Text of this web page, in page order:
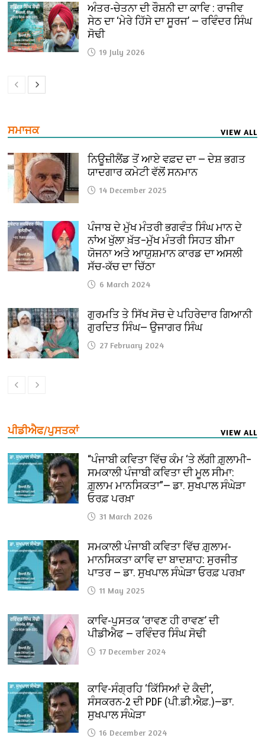
ਅੰਤਰ-ਚੇਤਨਾ ਦੀ ਰੌਸ਼ਨੀ ਦਾ ਕਾਵਿ : ਰਾਜੀਵ
ਸੇਠ ਦਾ ‘ਮੇਰੇ ਹਿੱਸੇ ਦਾ ਸੂਰਜ’ — ਰਵਿੰਦਰ ਸਿੰਘ
ਸੋਢੀ
19 July 2026
ਸਮਾਜਕ VIEW ALL
ਨਿਊਜ਼ੀਲੈਂਡ ਤੋਂ ਆਏ ਵਫ਼ਦ ਦਾ — ਦੇਸ਼ ਭਗਤ
ਯਾਦਗਾਰ ਕਮੇਟੀ ਵੱਲੋਂ ਸਨਮਾਨ
14 December 2025
ਪੰਜਾਬ ਦੇ ਮੁੱਖ ਮੰਤਰੀ ਭਗਵੰਤ ਸਿੰਘ ਮਾਨ ਦੇ
ਨਾਂਅ ਖੁੱਲਾ ਖ਼ੱਤ–ਮੁੱਖ ਮੰਤਰੀ ਸਿਹਤ ਬੀਮਾ
ਯੋਜਨਾ ਅਤੇ ਆਯੁਸ਼ਮਾਨ ਕਾਰਡ ਦਾ ਅਸਲੀ
ਸੱਚ-ਕੱਚ ਦਾ ਚਿੱਠਾ
6 March 2024
ਗੁਰਮਤਿ ਤੇ ਸਿੱਖ ਸੋਚ ਦੇ ਪਹਿਰੇਦਾਰ ਗਿਆਨੀ
ਗੁਰਦਿਤ ਸਿੰਘ— ਉਜਾਗਰ ਸਿੰਘ
27 February 2024
ਪੀਡੀਐਫ/ਪੁਸਤਕਾਂ VIEW ALL
“ਪੰਜਾਬੀ ਕਵਿਤਾ ਵਿੱਚ ਕੰਮ ‘ਤੇ ਲੱਗੀ ਗ਼ੁਲਾਮੀ–
ਸਮਕਾਲੀ ਪੰਜਾਬੀ ਕਵਿਤਾ ਦੀ ਮੂਲ ਸੀਮਾ:
ਗ਼ੁਲਾਮ ਮਾਨਸਿਕਤਾ”— ਡਾ. ਸੁਖਪਾਲ ਸੰਘੇੜਾ
ਓਰਫ਼ ਪਰਖ਼ਾ
31 March 2026
ਸਮਕਾਲੀ ਪੰਜਾਬੀ ਕਵਿਤਾ ਵਿੱਚ ਗ਼ੁਲਾਮ-
ਮਾਨਸਿਕਤਾ ਕਾਵਿ ਦਾ ਬਾਦਸ਼ਾਹ: ਸੁਰਜੀਤ
ਪਾਤਰ — ਡਾ. ਸੁਖਪਾਲ ਸੰਘੇੜਾ ਓਰਫ਼ ਪਰਖ਼ਾ
11 May 2025
ਕਾਵਿ-ਪੁਸਤਕ ‘ਰਾਵਣ ਹੀ ਰਾਵਣ’ ਦੀ
ਪੀਡੀਐਫ — ਰਵਿੰਦਰ ਸਿੰਘ ਸੋਢੀ
17 December 2024
ਕਾਵਿ-ਸੰਗ੍ਰਹਿ ‘ਕਿੱਸਿਆਂ ਦੇ ਕੈਦੀ’,
ਸੰਸਕਰਨ-2 ਦੀ PDF (ਪੀ.ਡੀ.ਐਫ਼.)—ਡਾ.
ਸੁਖਪਾਲ ਸੰਘੇੜਾ
16 December 2024